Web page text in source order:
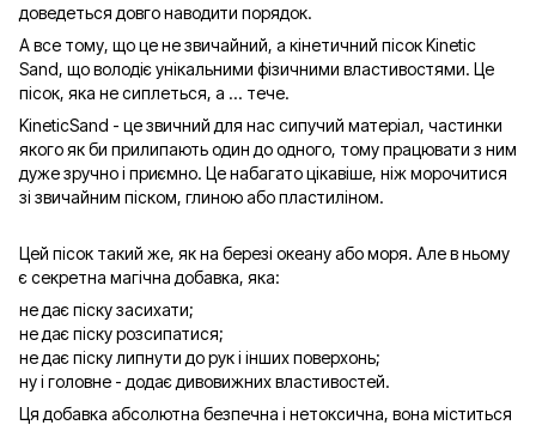
доведеться довго наводити порядок.
А все тому, що це не звичайний, а кінетичний пісок Kinetic
Sand, що володіє унікальними фізичними властивостями. Це
пісок, яка не сиплеться, а ... тече.
KineticSand - це звичний для нас сипучий матеріал, частинки
якого як би прилипають один до одного, тому працювати з ним
дуже зручно і приємно. Це набагато цікавіше, ніж морочитися
зі звичайним піском, глиною або пластиліном.
Цей пісок такий же, як на березі океану або моря. Але в ньому
є секретна магічна добавка, яка:
не дає піску засихати;
не дає піску розсипатися;
не дає піску липнути до рук і інших поверхонь;
ну і головне - додає дивовижних властивостей.
Ця добавка абсолютна безпечна і нетоксична, вона міститься